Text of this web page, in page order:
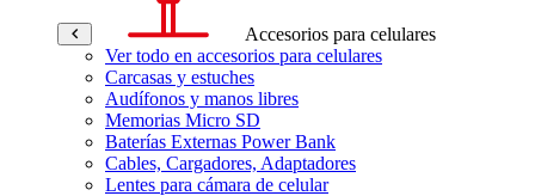
Accesorios para celulares
Ver todo en accesorios para celulares
Carcasas y estuches
Audífonos y manos libres
Memorias Micro SD
Baterías Externas Power Bank
Cables, Cargadores, Adaptadores
Lentes para cámara de celular